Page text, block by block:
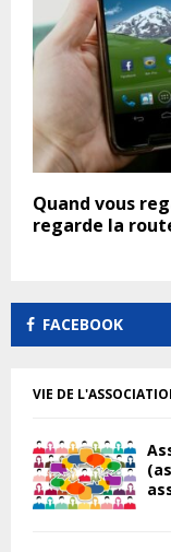
Quand vous
regarde la
FACEBOOK
VIE DE